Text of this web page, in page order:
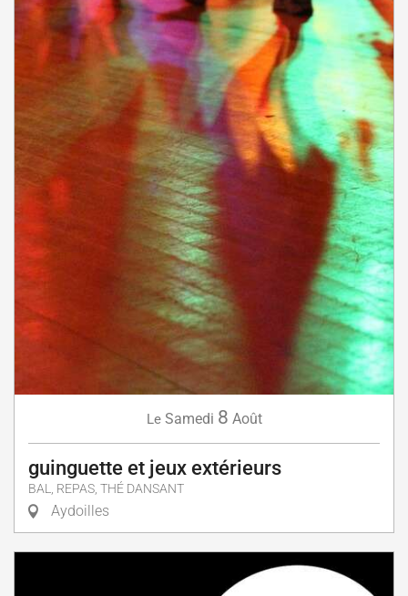
Le Samedi 8 Août
guinguette et jeux extérieurs
BAL, REPAS, THÉ DANSANT
Aydoilles